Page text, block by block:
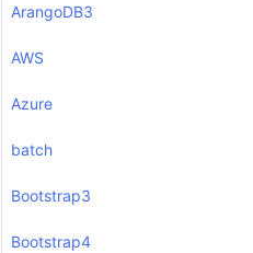
ArangoDB3
AWS
Azure
batch
Bootstrap3
Bootstrap4